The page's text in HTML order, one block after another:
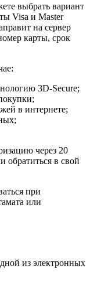
выбрать вариант
Visa и Master
на сервер
карты, срок
3D-Secure;
в интернете;
через 20
обратиться в свой
при
или
из электронных